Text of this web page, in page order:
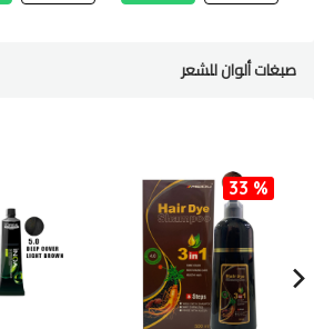
صبغات ألوان للشعر
33 %